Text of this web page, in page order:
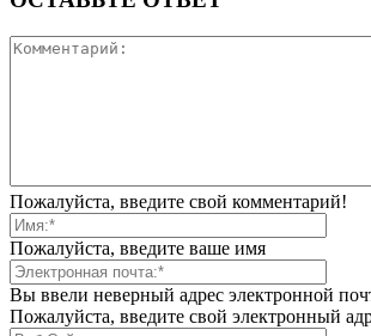
Пожалуйста, введите свой комментарий!
Пожалуйста, введите ваше имя
Вы ввели неверный адрес электронной
Пожалуйста, введите свой электронный